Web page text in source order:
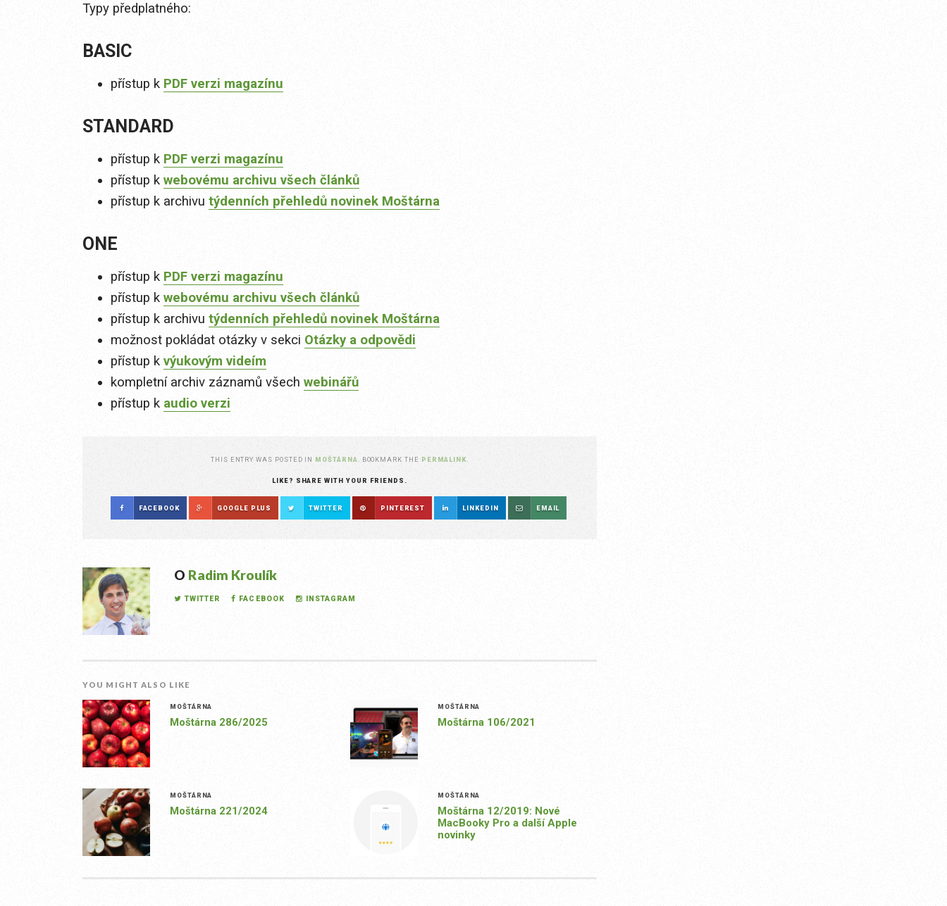
Typy předplatného:
BASIC
přístup k PDF verzi magazínu
STANDARD
přístup k PDF verzi magazínu
přístup k webovému archivu všech článků
přístup k archivu týdenních přehledů novinek Moštárna
ONE
přístup k PDF verzi magazínu
přístup k webovému archivu všech článků
přístup k archivu týdenních přehledů novinek Moštárna
možnost pokládat otázky v sekci Otázky a odpovědi
přístup k výukovým videím
kompletní archiv záznamů všech webinářů
přístup k audio verzi
THIS ENTRY WAS POSTED IN MOŠTÁRNA . BOOKMARK THE PERMALINK
LIKE? SHARE WITH YOUR FRIENDS.
FACEBOOK GOOGLE PLUS TWITTER PINTEREST LINKEDIN EMAIL
O Radim Kroulík
TWITTER FACEBOOK INSTAGRAM
YOU MIGHT ALSO LIKE
MOŠTÁRNA
Moštárna 286/2025
MOŠTÁRNA
Moštárna 106/2021
MOŠTÁRNA
Moštárna 221/2024
MOŠTÁRNA
Moštárna 12/2019: Nové
MacBooky Pro a další Apple
novinky